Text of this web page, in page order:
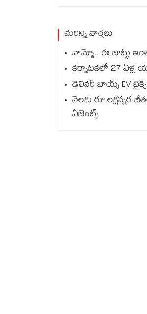
మరిన్ని వార్తలు
వామ్మో.. ఈ జుట్టు
కర్నాటకలో 27
డెలివరీ బాయ్స్ EV
నెలకు రూ.లక్షన్నర
ఏజెంట్స్